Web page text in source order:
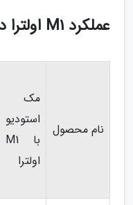
عملکرد M1 اولترا در گیک بنچ
نام محصول
مک
استودیو
با M1
اولترا